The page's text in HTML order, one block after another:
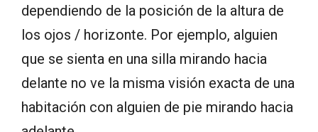
dependiendo de la posición de la altura de
los ojos / horizonte. Por ejemplo, alguien
que se sienta en una silla mirando hacia
delante no ve la misma visión exacta de una
habitación con alguien de pie mirando hacia